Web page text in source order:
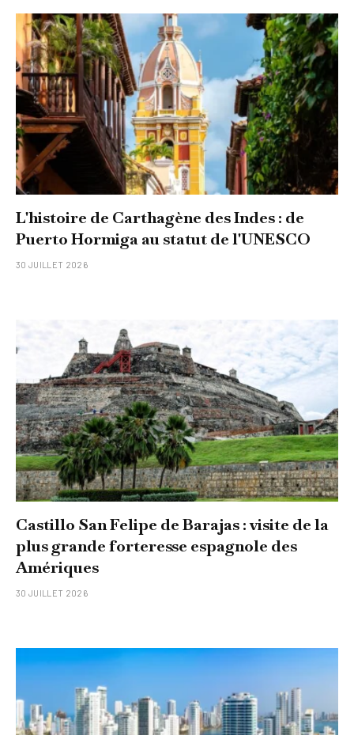
L'histoire de Carthagène des Indes : de
Puerto Hormiga au statut de l'UNESCO
30 JUILLET 2026
Castillo San Felipe de Barajas : visite de la
plus grande forteresse espagnole des
Amériques
30 JUILLET 2026